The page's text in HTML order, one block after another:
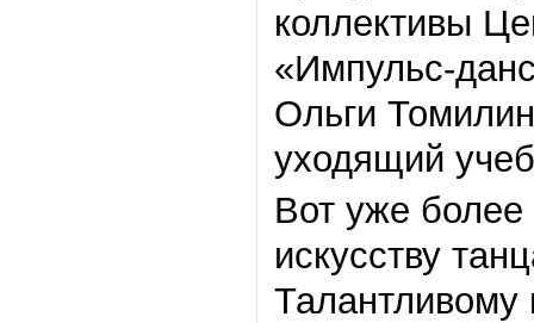
коллективы
«Импульс-
Ольги
уходящий
Вот уже более
искусству
Талантливому